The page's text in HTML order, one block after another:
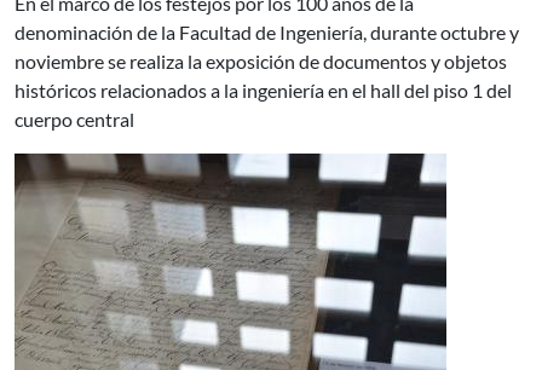
denominación de la Facultad de Ingeniería, durante octubre y
noviembre se realiza la exposición de documentos y objetos
históricos relacionados a la ingeniería en el hall del piso 1 del
cuerpo central